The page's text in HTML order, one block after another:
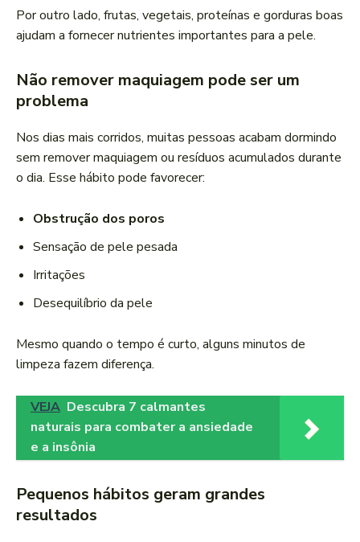
Por outro lado, frutas, vegetais, proteínas e gorduras boas
ajudam a fornecer nutrientes importantes para a pele.
Não remover maquiagem pode ser um
problema
Nos dias mais corridos, muitas pessoas acabam dormindo
sem remover maquiagem ou resíduos acumulados durante
o dia. Esse hábito pode favorecer:
Obstrução dos poros
Sensação de pele pesada
Irritações
Desequilíbrio da pele
Mesmo quando o tempo é curto, alguns minutos de
limpeza fazem diferença.
VEJA Descubra 7 calmantes
naturais para combater a ansiedade
e a insônia
Pequenos hábitos geram grandes
resultados